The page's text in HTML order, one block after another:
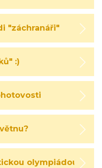
"záchranáři"
:)
olympiádou